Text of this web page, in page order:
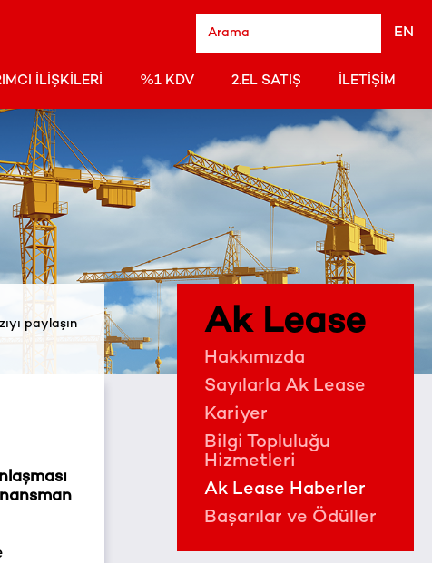
EN
İLIŞKILERI %1 KDV 2.EL SATIŞ İLETIŞIM
paylaşın Ak Lease
Hakkımızda
Sayılarla Ak Lease
Kariyer
Bilgi Topluluğu
Hizmetleri
Ak Lease Haberler
Başarılar ve Ödüller